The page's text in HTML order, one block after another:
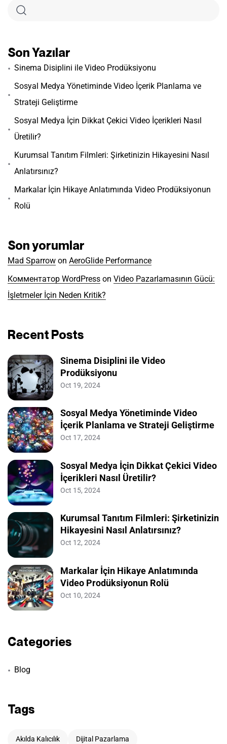
Son Yazılar
Sinema Disiplini ile Video Prodüksiyonu
Sosyal Medya Yönetiminde Video İçerik Planlama ve
Strateji Geliştirme
Sosyal Medya İçin Dikkat Çekici Video İçerikleri Nasıl
Üretilir?
Kurumsal Tanıtım Filmleri: Şirketinizin Hikayesini Nasıl
Anlatırsınız?
Markalar İçin Hikaye Anlatımında Video Prodüksiyonun
Rolü
Son yorumlar
Mad Sparrow on AeroGlide Performance
Комментатор WordPress on Video Pazarlamasının Gücü:
İşletmeler İçin Neden Kritik?
Recent Posts
Sinema Disiplini ile Video
Prodüksiyonu
Oct 19, 2024
Sosyal Medya Yönetiminde Video
İçerik Planlama ve Strateji Geliştirme
Oct 17, 2024
Sosyal Medya İçin Dikkat Çekici Video
İçerikleri Nasıl Üretilir?
Oct 15, 2024
Kurumsal Tanıtım Filmleri: Şirketinizin
Hikayesini Nasıl Anlatırsınız?
Oct 12, 2024
Markalar İçin Hikaye Anlatımında
Video Prodüksiyonun Rolü
Oct 10, 2024
Categories
Blog
Tags
Akılda Kalıcılık Dijital Pazarlama